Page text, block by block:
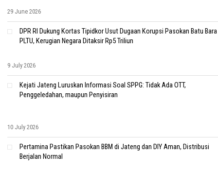
29 June 2026
DPR RI Dukung Kortas Tipidkor Usut Dugaan Korupsi Pasokan Batu Bara
PLTU, Kerugian Negara Ditaksir Rp5 Triliun
9 July 2026
Kejati Jateng Luruskan Informasi Soal SPPG: Tidak Ada OTT,
Penggeledahan, maupun Penyisiran
10 July 2026
Pertamina Pastikan Pasokan BBM di Jateng dan DIY Aman, Distribusi
Berjalan Normal